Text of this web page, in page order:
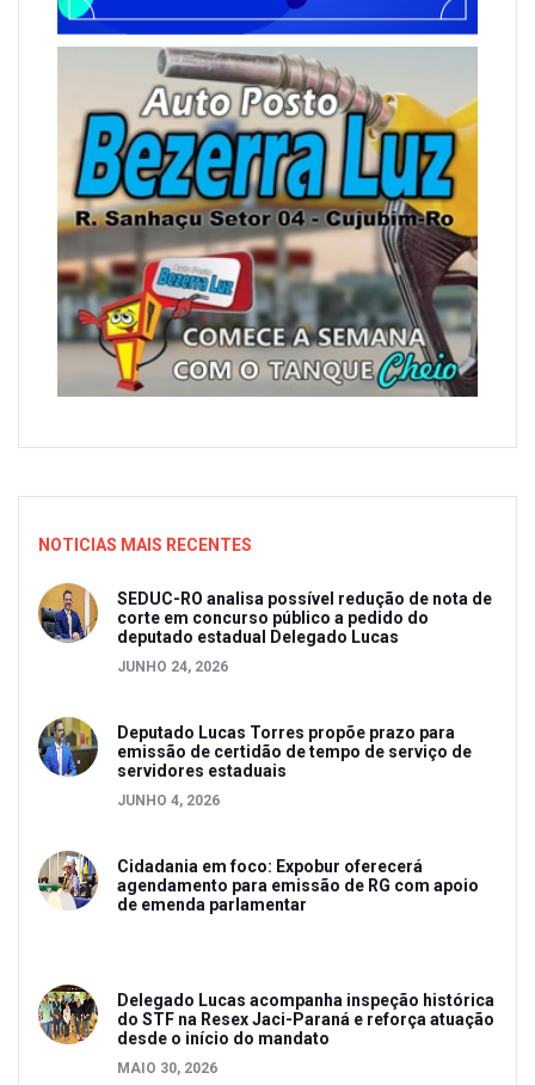
NOTICIAS MAIS RECENTES
SEDUC-RO analisa possível redução de nota de
corte em concurso público a pedido do
deputado estadual Delegado Lucas
JUNHO 24, 2026
Deputado Lucas Torres propõe prazo para
emissão de certidão de tempo de serviço de
servidores estaduais
JUNHO 4, 2026
Cidadania em foco: Expobur oferecerá
agendamento para emissão de RG com apoio
de emenda parlamentar
Delegado Lucas acompanha inspeção histórica
do STF na Resex Jaci-Paraná e reforça atuação
desde o início do mandato
MAIO 30, 2026